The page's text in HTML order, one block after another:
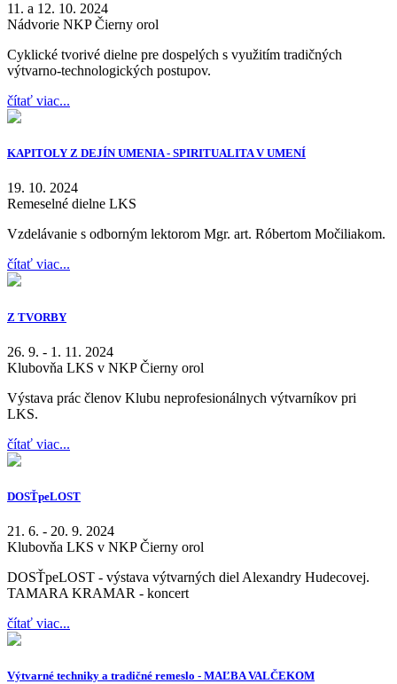
11. a 12. 10. 2024
Nádvorie NKP Čierny orol
Cyklické tvorivé dielne pre dospelých s využitím tradičných
výtvarno-technologických postupov.
čítať viac...
KAPITOLY Z DEJÍN UMENIA - SPIRITUALITA V UMENÍ
19. 10. 2024
Remeselné dielne LKS
Vzdelávanie s odborným lektorom Mgr. art. Róbertom Močiliakom.
čítať viac...
Z TVORBY
26. 9. - 1. 11. 2024
Klubovňa LKS v NKP Čierny orol
Výstava prác členov Klubu neprofesionálnych výtvarníkov pri
LKS.
čítať viac...
DOSŤpeLOST
21. 6. - 20. 9. 2024
Klubovňa LKS v NKP Čierny orol
DOSŤpeLOST - výstava výtvarných diel Alexandry Hudecovej.
TAMARA KRAMAR - koncert
čítať viac...
Výtvarné techniky a tradičné remeslo - MAĽBA VALČEKOM